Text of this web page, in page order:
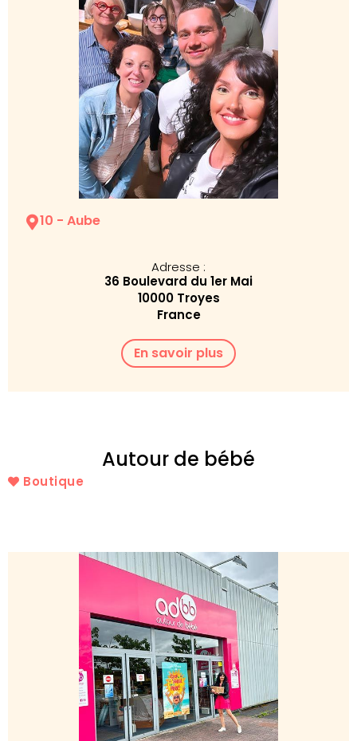
10 - Aube
Adresse :
36 Boulevard du 1er Mai
10000 Troyes
France
En savoir plus
Autour de bébé
Boutique